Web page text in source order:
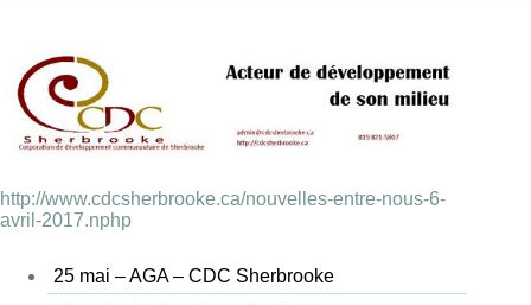
http://www.cdcsherbrooke.ca/nouvelles-entre-nous-6-
avril-2017.nphp
25 mai – AGA – CDC Sherbrooke